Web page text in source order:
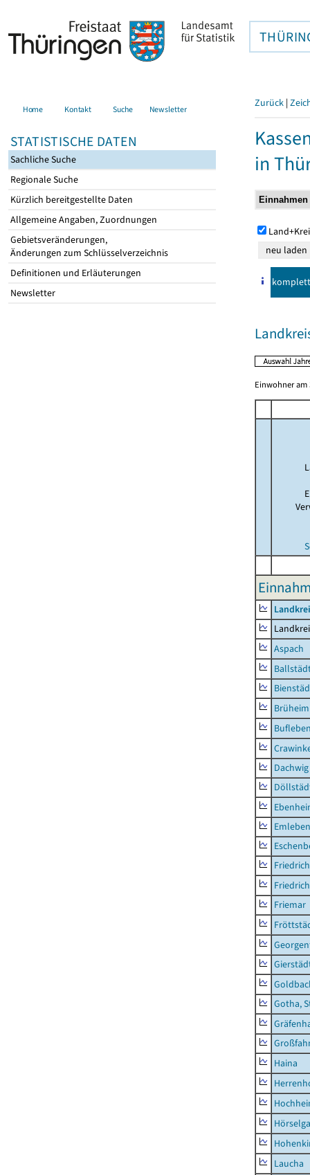
Home Kontakt Suche Newsletter
STATISTISCHE DATEN
Sachliche Suche
Regionale Suche
Kürzlich bereitgestellte Daten
Allgemeine Angaben, Zuordnungen
Gebietsveränderungen,
Änderungen zum Schlüsselverzeichnis
Definitionen und Erläuterungen
Newsletter
Zurück |
in
komplett
Einwohner am
Aspach
Brüheim
Dachwig
Emleben
Friemar
Gotha,
Haina
Laucha